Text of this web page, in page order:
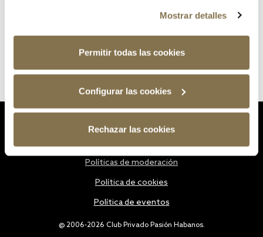
Mostrar detalles
Permitir todas las cookies
Configurar las cookies
Rechazar las cookies
@ 2006-2026 Club Privado Pasión Habanos.
Políticas de moderación
Política de cookies
Política de eventos